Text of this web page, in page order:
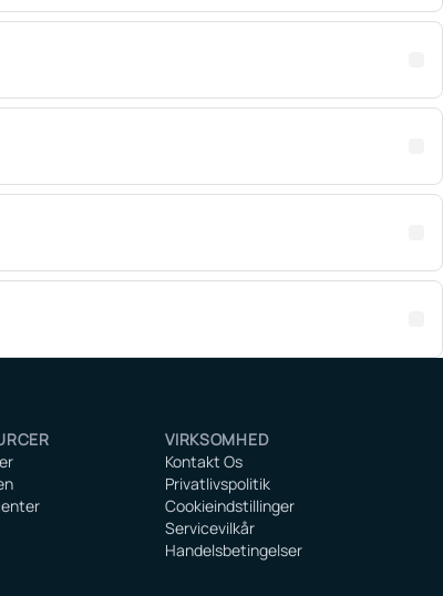
VIRKSOMHED
Kontakt Os
Privatlivspolitik
Cookieindstillinger
Servicevilkår
Handelsbetingelser